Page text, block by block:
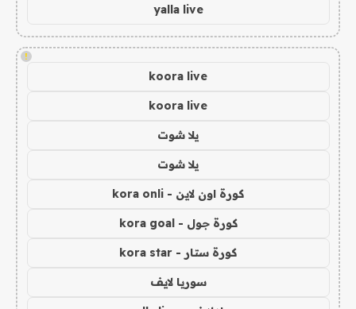
yalla live
!
koora live
koora live
يلا شوت
يلا شوت
كورة اون لاين - kora onli
كورة جول - kora goal
كورة ستار - kora star
سوريا لايف